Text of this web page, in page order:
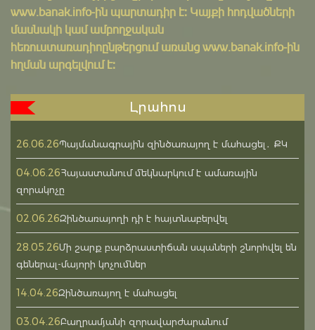
www.banak.info-ին պարտադիր է: Կայքի հոդվածների
մասնակի կամ ամբողջական
հեռուստառադիոընթերցում առանց www.banak.info-ին
հղման արգելվում է:
Լրահոս
26.06.26Պայմանագրային զինծառայող է մահացել․ ՔԿ
04.06.26Հայաստանում մեկնարկում է ամառային
զորակոչը
02.06.26Զինծառայողի դի է հայտնաբերվել
28.05.26Մի շարք բարձրաստիճան սպաների շնորհվել են
գեներալ-մայորի կոչումներ
14.04.26Զինծառայող է մահացել
03.04.26Բաղրամյանի զորավարժարանում